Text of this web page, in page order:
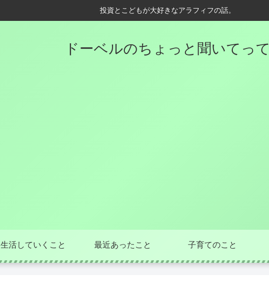
投資とこどもが大好きなアラフィフの話。
ドーベルのちょっと聞いてって
生活していくこと 最近あったこと 子育てのこと